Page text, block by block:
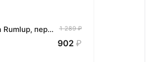
Комплект хлопковых кухонных полотенец 4 шт, Pragma Rumlup, переменчивый белый 1 289 ₽
902 ₽